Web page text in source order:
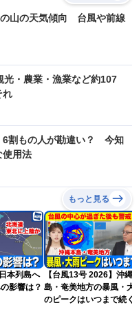
山の天気傾向 台風や前線
光・農業・漁業など約107
れ
割もの人が勘違い？ 今知
使用法
もっと見る
本列島へ
【台風13号 2026】沖縄
島・奄美地方の暴風・大
のピークはいつまで続く